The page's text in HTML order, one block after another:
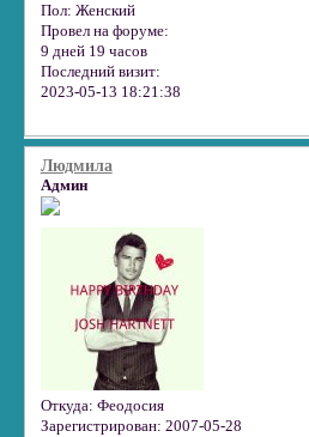
Пол: Женский
Провел на форуме:
9 дней 19 часов
Последний визит:
2023-05-13 18:21:38
Людмила
Админ
Откуда: Феодосия
Зарегистрирован: 2007-05-28